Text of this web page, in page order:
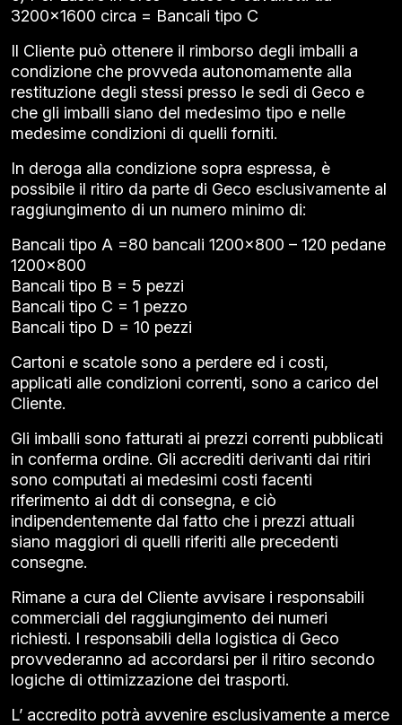
3200×1600 circa = Bancali tipo C
Il Cliente può ottenere il rimborso degli imballi a
condizione che provveda autonomamente alla
restituzione degli stessi presso le sedi di Geco e
che gli imballi siano del medesimo tipo e nelle
medesime condizioni di quelli forniti.
In deroga alla condizione sopra espressa, è
possibile il ritiro da parte di Geco esclusivamente al
raggiungimento di un numero minimo di:
Bancali tipo A =80 bancali 1200×800 – 120 pedane
1200×800
Bancali tipo B = 5 pezzi
Bancali tipo C = 1 pezzo
Bancali tipo D = 10 pezzi
Cartoni e scatole sono a perdere ed i costi,
applicati alle condizioni correnti, sono a carico del
Cliente.
Gli imballi sono fatturati ai prezzi correnti pubblicati
in conferma ordine. Gli accrediti derivanti dai ritiri
sono computati ai medesimi costi facenti
riferimento ai ddt di consegna, e ciò
indipendentemente dal fatto che i prezzi attuali
siano maggiori di quelli riferiti alle precedenti
consegne.
Rimane a cura del Cliente avvisare i responsabili
commerciali del raggiungimento dei numeri
richiesti. I responsabili della logistica di Geco
provvederanno ad accordarsi per il ritiro secondo
logiche di ottimizzazione dei trasporti.
L’ accredito potrà avvenire esclusivamente a merce